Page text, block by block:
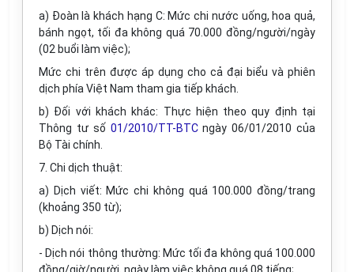
a) Đoàn là khách hạng C: Mức chi nước uống, hoa quả,
bánh ngọt, tối đa không quá 70.000 đồng/người/ngày
(02 buổi làm việc);
Mức chi trên được áp dụng cho cả đại biểu và phiên
dịch phía Việt Nam tham gia tiếp khách.
b) Đối với khách khác: Thực hiện theo quy định tại
Thông tư số 01/2010/TT-BTCngày 06/01/2010 của
Bộ Tài chính.
7. Chi dịch thuật:
a) Dịch viết: Mức chi không quá 100.000 đồng/trang
(khoảng 350 từ);
b) Dịch nói:
- Dịch nói thông thường: Mức tối đa không quá 100.000